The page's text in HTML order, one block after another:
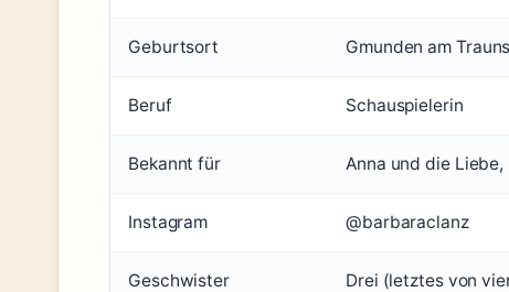
Geburtsort Gmunden am
Beruf Schauspielerin
Bekannt für Anna und die
Instagram @barbaraclanz
Geschwister Drei (letztes von